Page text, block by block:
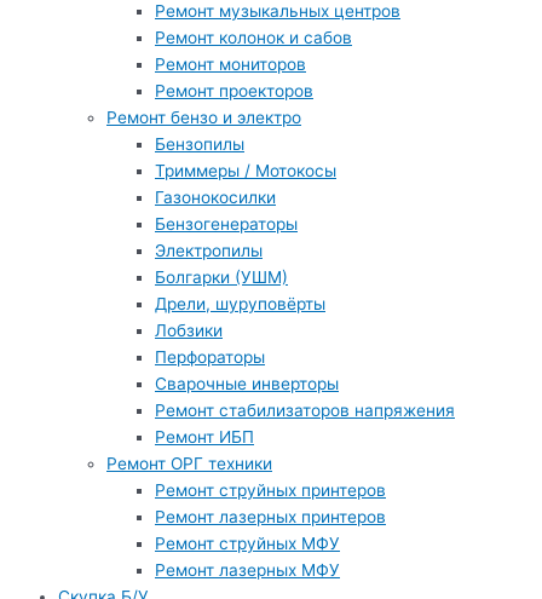
Ремонт музыкальных центров
Ремонт колонок и сабов
Ремонт мониторов
Ремонт проекторов
Ремонт бензо и электро
Бензопилы
Триммеры / Мотокосы
Газонокосилки
Бензогенераторы
Электропилы
Болгарки (УШМ)
Дрели, шуруповёрты
Лобзики
Перфораторы
Сварочные инверторы
Ремонт стабилизаторов напряжения
Ремонт ИБП
Ремонт ОРГ техники
Ремонт струйных принтеров
Ремонт лазерных принтеров
Ремонт струйных МФУ
Ремонт лазерных МФУ